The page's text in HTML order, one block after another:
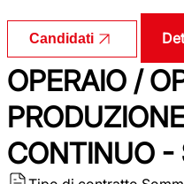
Candidati
OPERAIO /
CONTINUO -